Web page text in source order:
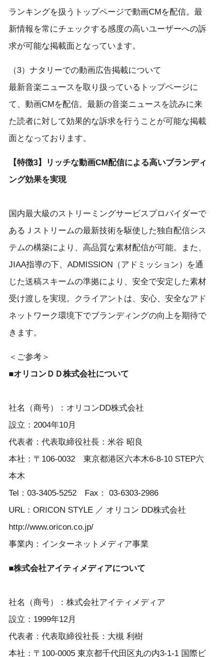
ランキングを扱うトップページで動画CMを配信。最
新情報を常にチェックする感度の高いユーザーへの訴
求が可能な掲載面となっています。
（3）ナタリーでの動画広告掲載について
最新音楽ニュースを取り扱っているトップページに
て、動画CMを配信。最新の音楽ニュースを読みに来
た読者に対して効果的な訴求を行うことが可能な掲載
面となっております。
【特徴3】リッチな動画CM配信による高いブランディ
ング効果を実現
国内最大級のストリーミングサービスプロバイダーで
あるＪストリームの最新技術を駆使した独自配信シス
テムの構築により、高品質な素材配信が可能。また、
JIAA指導の下、ADMISSION（アドミッション）を通
じた送稿スキームの準拠により、安全で安定した素材
受け渡しを実現。クライアントは、安心、安全なアド
ネットワーク環境下でブランディングの向上を期待で
きます。
＜ご参考＞
■オリコンＤＤ株式会社について
社名（商号）：オリコンDD株式会社
設立：2004年10月
代表者：代表取締役社長：米谷 昭良
本社：〒106-0032 東京都港区六本木6-8-10 STEP六
本木
Tel：03-3405-5252 Fax： 03-6303-2986
URL：ORICON STYLE ／ オリコン DD株式会社
http://www.oricon.co.jp/
事業内：インターネットメディア事業
■株式会社アイティメディアについて
社名（商号）：株式会社アイティメディア
設立：1999年12月
代表者：代表取締役社長：大槻 利樹
本社：〒100-0005 東京都千代田区丸の内3-1-1 国際ビ